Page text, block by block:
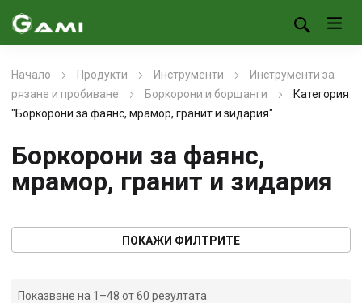
Начало Продукти Инструменти
Инструменти за
рязане и пробиване
Боркорони и борщанги
Категория
"Боркорони за фаянс, мрамор, гранит и зидария"
Боркорони за фаянс,
мрамор, гранит и зидария
ПОКАЖИ ФИЛТРИТЕ
Показване на 1–48 от 60 резултата